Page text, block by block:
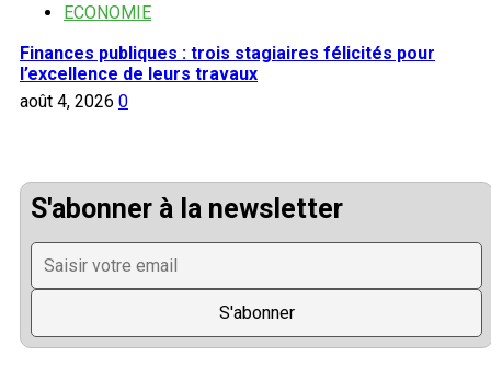
ECONOMIE
Finances publiques : trois stagiaires félicités pour
l’excellence de leurs travaux
août 4, 2026 0
S'abonner à la newsletter